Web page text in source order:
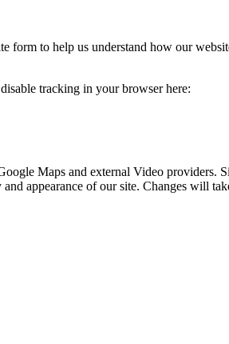
form to help us understand how our
tracking in your browser here:
Maps and external Video
appearance of our site. Changes will